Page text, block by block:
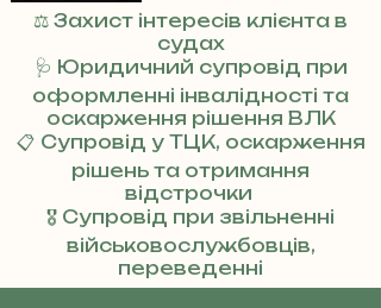
⚖️ Захист інтересів клієнта в
судах
🩺 Юридичний супровід при
оформленні інвалідності та
оскарження рішення ВЛК
📋 Супровід у ТЦК, оскарження
рішень та отримання
відстрочки
🎖 Супровід при звільненні
військовослужбовців,
переведенні
Реклама